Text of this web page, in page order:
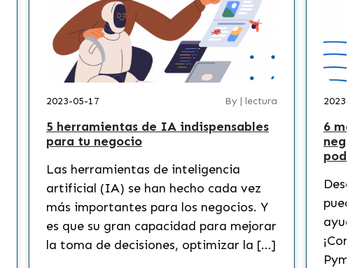
2023-05-17 By | lectura
5 herramientas de IA indispensables
para tu negocio
Las herramientas de inteligencia
artificial (IA) se han hecho cada vez
más importantes para los negocios. Y
es que su gran capacidad para mejorar
la toma de decisiones, optimizar la […]
2023-
6